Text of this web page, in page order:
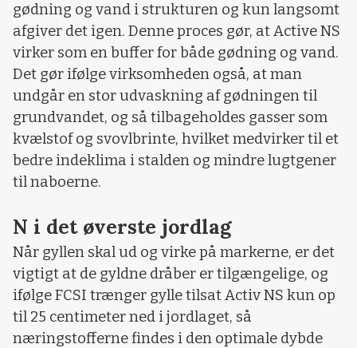
gødning og vand i strukturen og kun langsomt
afgiver det igen. Denne proces gør, at Active NS
virker som en buffer for både gødning og vand.
Det gør ifølge virksomheden også, at man
undgår en stor udvaskning af gødningen til
grundvandet, og så tilbageholdes gasser som
kvælstof og svovlbrinte, hvilket medvirker til et
bedre indeklima i stalden og mindre lugtgener
til naboerne.
N i det øverste jordlag
Når gyllen skal ud og virke på markerne, er det
vigtigt at de gyldne dråber er tilgængelige, og
ifølge FCSI trænger gylle tilsat Activ NS kun op
til 25 centimeter ned i jordlaget, så
næringstofferne findes i den optimale dybde